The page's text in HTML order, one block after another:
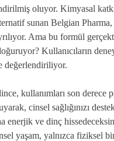
oluyor. Kimyasal
sunan Belgian
Ama bu formül
Kullanıcıların
değerlendiriliyor.
kullanımları son derece
cinsel sağlığınızı
enerjik ve dinç
yaşam, yalnızca fiziksel